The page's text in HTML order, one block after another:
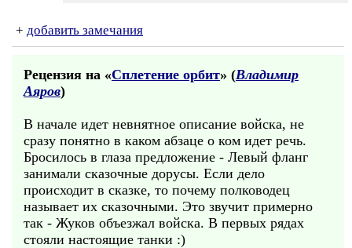
+ добавить замечания
Рецензия на «Сплетение орбит» (Владимир
Аяров)
В начале идет невнятное описание войска, не
сразу понятно в каком абзаце о ком идет речь.
Бросилось в глаза предложение - Левый фланг
занимали сказочные дорусы. Если дело
происходит в сказке, то почему полководец
называет их сказочными. Это звучит примерно
так - Жуков объезжал войска. В первых рядах
стояли настоящие танки :)